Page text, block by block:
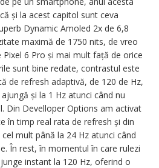
și la acest capitol sunt ceva
Dynamic Amoled 2x de 6,8
maximă de 1750 nits, de vreo
6 Pro și mai mult față de orice
sunt bine redate, contrastul este
de refresh adaptivă, de 120 de Hz,
și la 1 Hz atunci când nu
Din Develloper Options am activat
în timp real rata de refresh și din
mult până la 24 Hz atunci când
În rest, în momentul în care rulezi
instant la 120 Hz, oferind o